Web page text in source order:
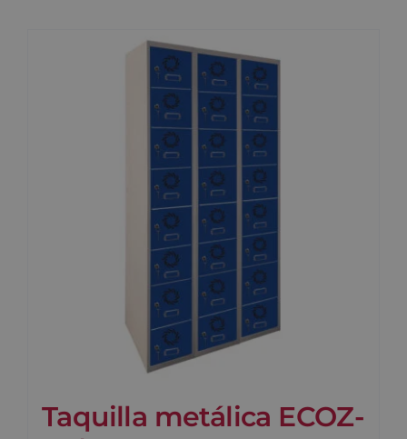
Taquilla metálica ECOZ-